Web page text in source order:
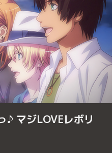
♪ マジLOVEレボリ